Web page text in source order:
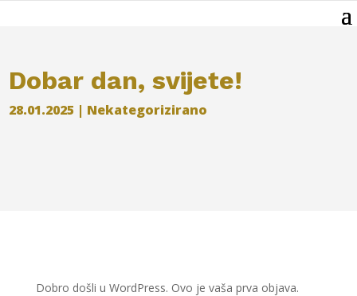
Dobar dan, svijete!
28.01.2025 | Nekategorizirano
Dobro došli u WordPress. Ovo je vaša prva objava.